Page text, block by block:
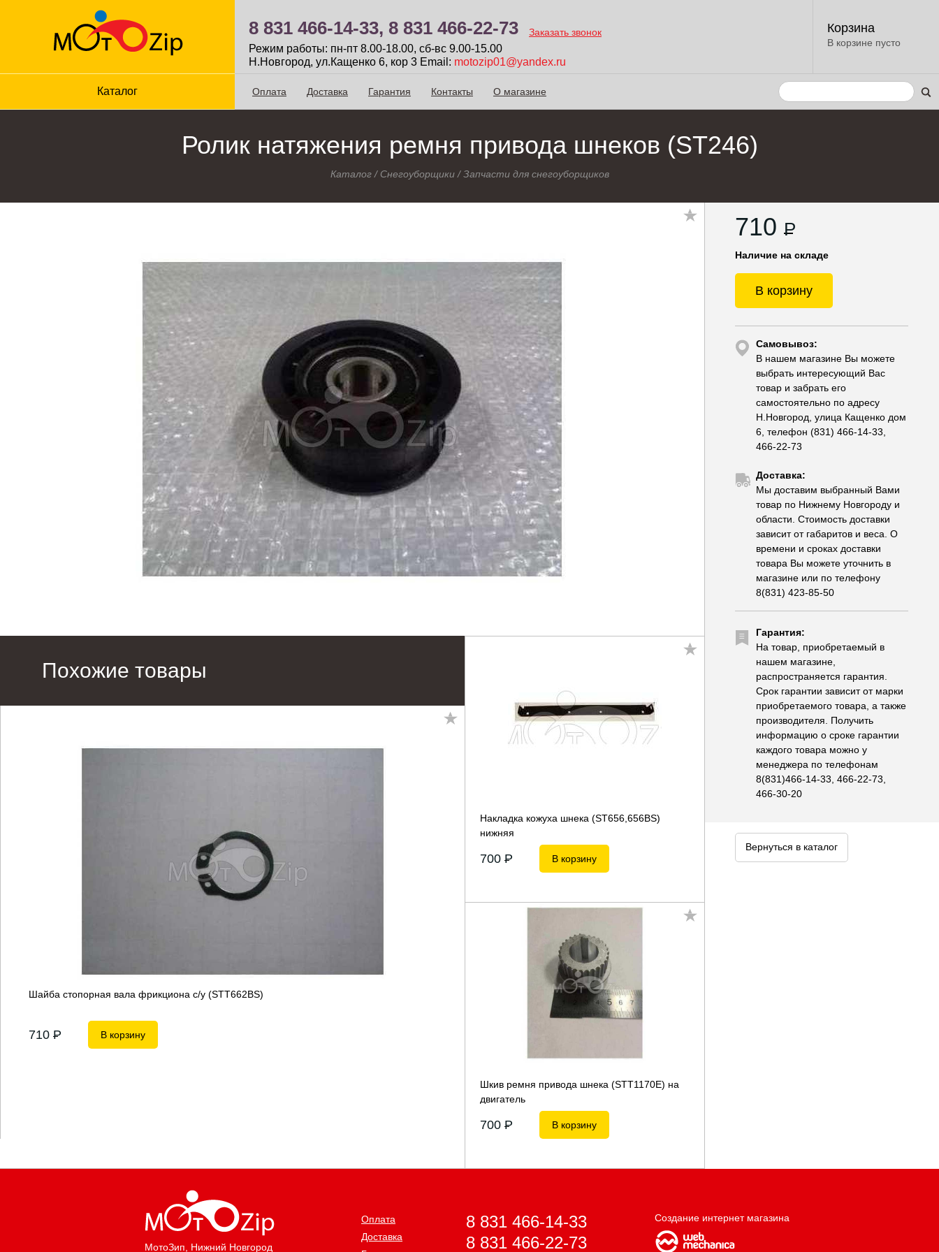
8 831 466-14-33, 8 831 466-22-73 Заказать звонок
Режим работы: пн-пт 8.00-18.00, сб-вc 9.00-15.00
Н.Новгород, ул.Кащенко 6, кор 3 Email: motozip01@yandex.ru
Корзина
В корзине пусто
Каталог Оплата Доставка Гарантия Контакты О магазине
Ролик натяжения ремня привода шнеков (ST246)
Каталог/ Снегоуборщики/Запчасти для снегоуборщиков
710 P
Наличие на складе
В корзину
Самовывоз:
В нашем магазине Вы можете
выбрать интересующий Вас
товар и забрать его
самостоятельно по адресу
Н.Новгород, улица Кащенко дом
6, телефон (831) 466-14-33,
466-22-73
Доставка:
Мы доставим выбранный Вами
товар по Нижнему Новгороду и
области. Стоимость доставки
зависит от габаритов и веса. О
времени и сроках доставки
товара Вы можете уточнить в
магазине или по телефону
8(831) 423-85-50
Гарантия:
На товар, приобретаемый в
нашем магазине,
распространяется гарантия.
Срок гарантии зависит от марки
приобретаемого товара, а также
производителя. Получить
информацию о сроке гарантии
каждого товара можно у
менеджера по телефонам
8(831)466-14-33, 466-22-73,
466-30-20
Вернуться в каталог
Похожие товары
Шайба стопорная вала фрикциона с/у (STT662BS)
710 P В корзину
Накладка кожуха шнека (ST656,656BS)
нижняя
700 P В корзину
Шкив ремня привода шнека (STТ1170E) на
двигатель
700 P В корзину
МотоЗип , Нижний Новгород
Оплата
Доставка
8 831 466-14-33
8 831 466-22-73
Создание интернет магазина